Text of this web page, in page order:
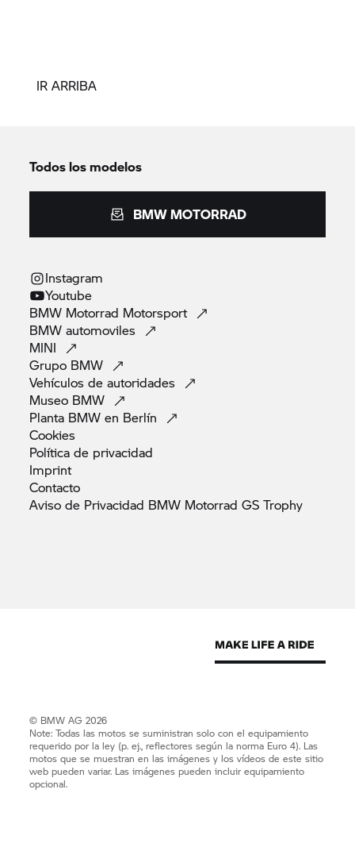
IR ARRIBA
Todos los modelos
BMW MOTORRAD
Instagram
Youtube
BMW Motorrad Motorsport
BMWautomoviles
MINI
Grupo BMW
Vehículos deautoridades
Museo BMW
Planta BMW en Berlín
Cookies
Política de privacidad
Imprint
Contacto
Aviso de Privacidad BMW Motorrad GSTrophy
© BMW AG 2026
Note: Todas las motos se suministran solo con el equipamiento
requerido por la ley (p. ej., reflectores según la norma Euro 4). Las
motos que se muestran en las imágenes y los vídeos de este sitio
web pueden variar. Las imágenes pueden incluir equipamiento
opcional.